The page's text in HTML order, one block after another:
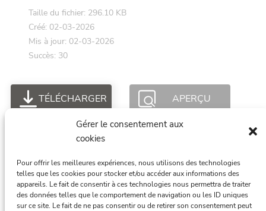
Gérer le consentement aux
cookies
Pour offrir les meilleures expériences, nous utilisons des technologies
telles que les cookies pour stocker et/ou accéder aux informations des
appareils. Le fait de consentir à ces technologies nous permettra de traiter
des données telles que le comportement de navigation ou les ID uniques
sur ce site. Le fait de ne pas consentir ou de retirer son consentement peut
Taille du fichier: 296.10 KB
Créé: 02-03-2026
Mis à jour: 02-03-2026
Succès: 30
TÉLÉCHARGER APERÇU
Mairie Bourdeau est fièrement propulsé par
WordPress